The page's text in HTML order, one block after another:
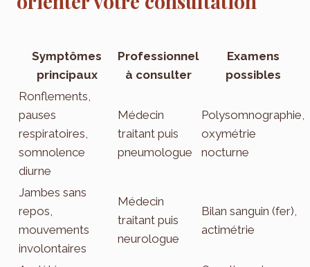
Symptômes
principaux
Professionnel
à consulter
Examens
possibles
Ronflements,
pauses
respiratoires,
somnolence
diurne
Médecin
traitant puis
pneumologue
Polysomnographie,
oxymétrie
nocturne
Jambes sans
repos,
mouvements
involontaires
Médecin
traitant puis
neurologue
Bilan sanguin (fer),
actimétrie